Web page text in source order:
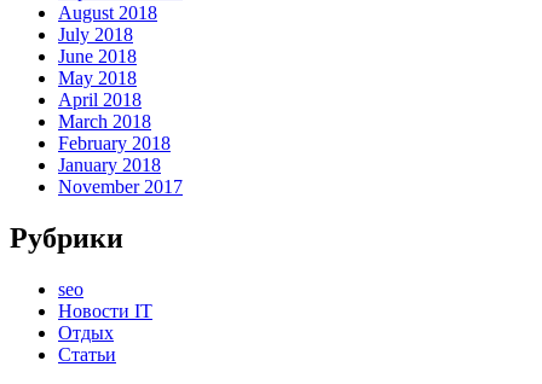
August 2018
July 2018
June 2018
May 2018
April 2018
March 2018
February 2018
January 2018
November 2017
Рубрики
seo
Новости IT
Отдых
Статьи